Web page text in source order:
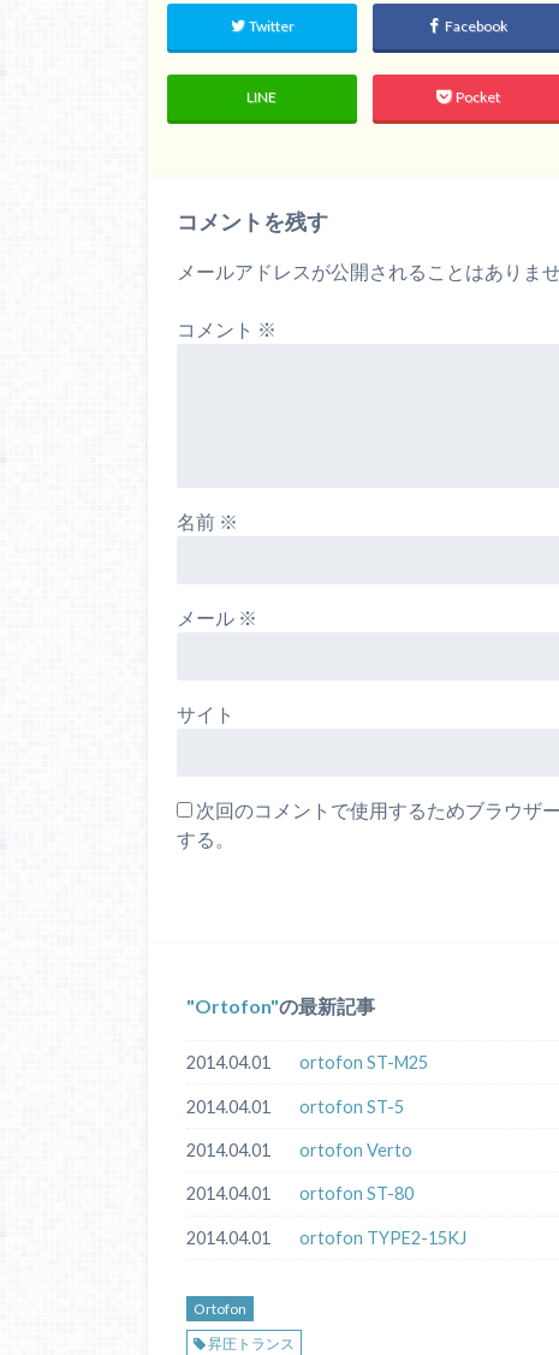
Twitter Facebook
LINE Pocket
コメントを残す
メールアドレスが公開されることはありませ
コメント ※
名前 ※
メール ※
サイト
次回のコメントで使用するためブラウザ
する。
Ortofon の最新記事
2014.04.01 ortofon ST-M25
2014.04.01 ortofon ST-5
2014.04.01 ortofon Verto
2014.04.01 ortofon ST-80
2014.04.01 ortofon TYPE2-15KJ
Ortofon
昇圧トランス